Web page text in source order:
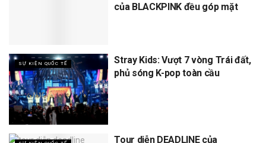
của BLACKPINK đều góp mặt
SỰ KIỆN QUỐC TẾ
Stray Kids: Vượt 7 vòng Trái đất,
phủ sóng K-pop toàn cầu
Tour diễn DEADLINE của